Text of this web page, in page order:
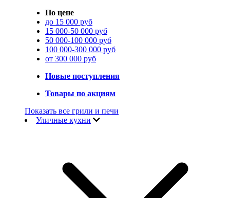
По цене
до 15 000 руб
15 000-50 000 руб
50 000-100 000 руб
100 000-300 000 руб
от 300 000 руб
Новые поступления
Товары по акциям
Показать все грили и печи
Уличные кухни